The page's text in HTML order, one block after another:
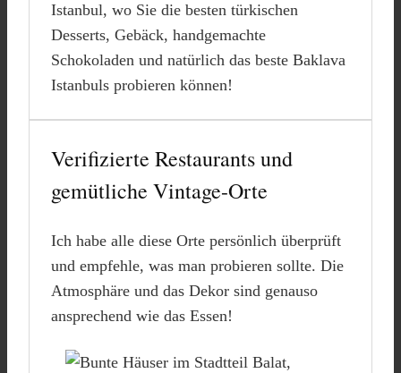
Istanbul, wo Sie die besten türkischen
Desserts, Gebäck, handgemachte
Schokoladen und natürlich das beste Baklava
Istanbuls probieren können!
Verifizierte Restaurants und
gemütliche Vintage-Orte
Ich habe alle diese Orte persönlich überprüft
und empfehle, was man probieren sollte. Die
Atmosphäre und das Dekor sind genauso
ansprechend wie das Essen!